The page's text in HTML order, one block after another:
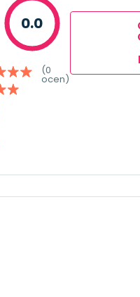
0.0
(0
ocen)